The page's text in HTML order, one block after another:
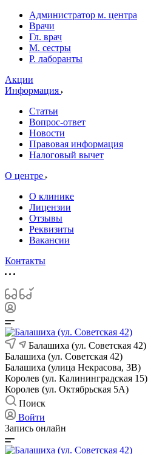
Администратор м. центра
Врачи
Гл. врач
М. сестры
Р. лаборанты
Акции
Информация
Статьи
Вопрос-ответ
Новости
Правовая информация
Налоговый вычет
О центре
О клинике
Лицензии
Отзывы
Реквизиты
Вакансии
Контакты
Балашиха (ул. Советская 42)
Балашиха (ул. Советская 42)
Балашиха (улица Некрасова, 3В)
Королев (ул. Калининградская 15)
Королев (ул. Октябрьская 5А)
Поиск
Войти
Запись онлайн